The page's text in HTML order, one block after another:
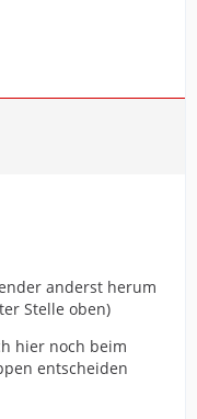
anderst herum
Stelle oben)
hier noch beim
entscheiden